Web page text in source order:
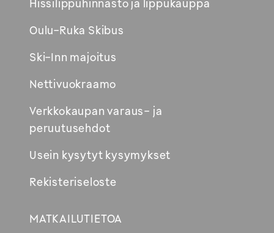
ikkunaan
Hissilippuhinnasto ja lippukauppa
Oulu-Ruka Skibus
Ski-Inn majoitus
Nettivuokraamo
Verkkokaupan varaus- ja
peruutusehdot
Usein kysytyt kysymykset
Rekisteriseloste
MATKAILUTIETOA